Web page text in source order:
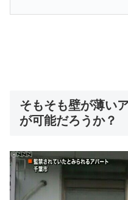
そもそも壁が薄い
が可能だろうか？